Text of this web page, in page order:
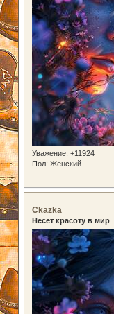
Уважение: +11924
Пол: Женский
Ckazka
Несет красоту в мир